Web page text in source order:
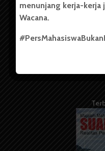
Pedoman Media Siber
Kode Etik Jurnalistik
menunjang kerja-kerja
Wacana.